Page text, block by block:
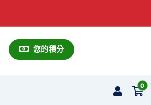
您的積分
0